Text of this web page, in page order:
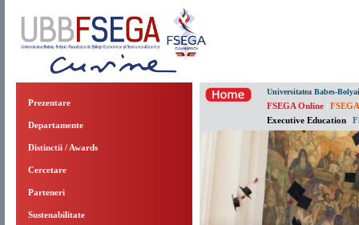
Prezentare
Departamente
Distinctii / Awards
Cercetare
Parteneri
Sustenabilitate
Universitatea Babes-Bolyai
FSEGA Online
Executive Education